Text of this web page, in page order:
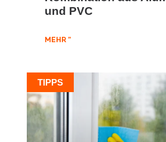
und PVC
MEHR "
TIPPS